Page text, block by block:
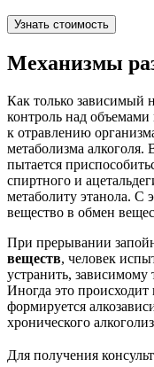
Узнать стоимость
Механизмы
Как только зависимый
контроль над
к отравлению
метаболизма алкоголя.
пытается
спиртного и
метаболиту этанола. С
вещество в обмен
При прерывании
веществ, человек
устранить, зависимому
Иногда это
формируется
хронического
Для получения